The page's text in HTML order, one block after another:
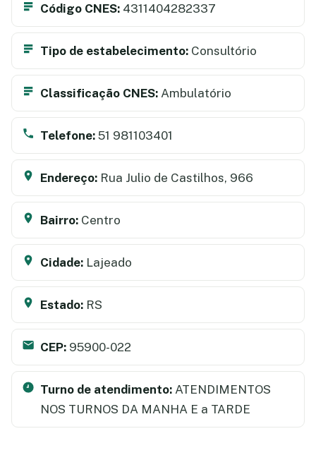
Código CNES: 4311404282337
Tipo de estabelecimento: Consultório
Classificação CNES: Ambulatório
Telefone: 51 981103401
Endereço: Rua Julio de Castilhos, 966
Bairro: Centro
Cidade: Lajeado
Estado: RS
CEP: 95900-022
Turno de atendimento: ATENDIMENTOS
NOS TURNOS DA MANHA E a TARDE